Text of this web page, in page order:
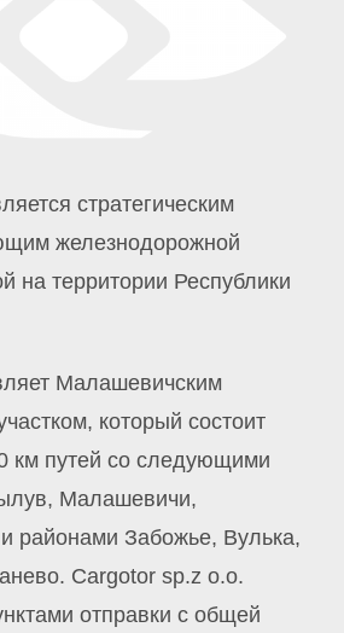
стратегическим
железнодорожной
на территории Республики
Малашевичским
который состоит
км путей со следующими
Малашевичи,
районами Забожье, Вулька,
Cargotor sp.z o.o.
отправки с общей